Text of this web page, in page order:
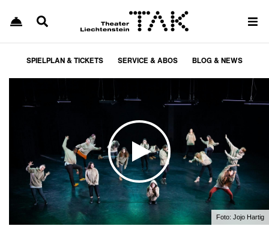
SPIELPLAN & TICKETS SERVICE & ABOS BLOG & NEWS
Foto: Jojo Hartig